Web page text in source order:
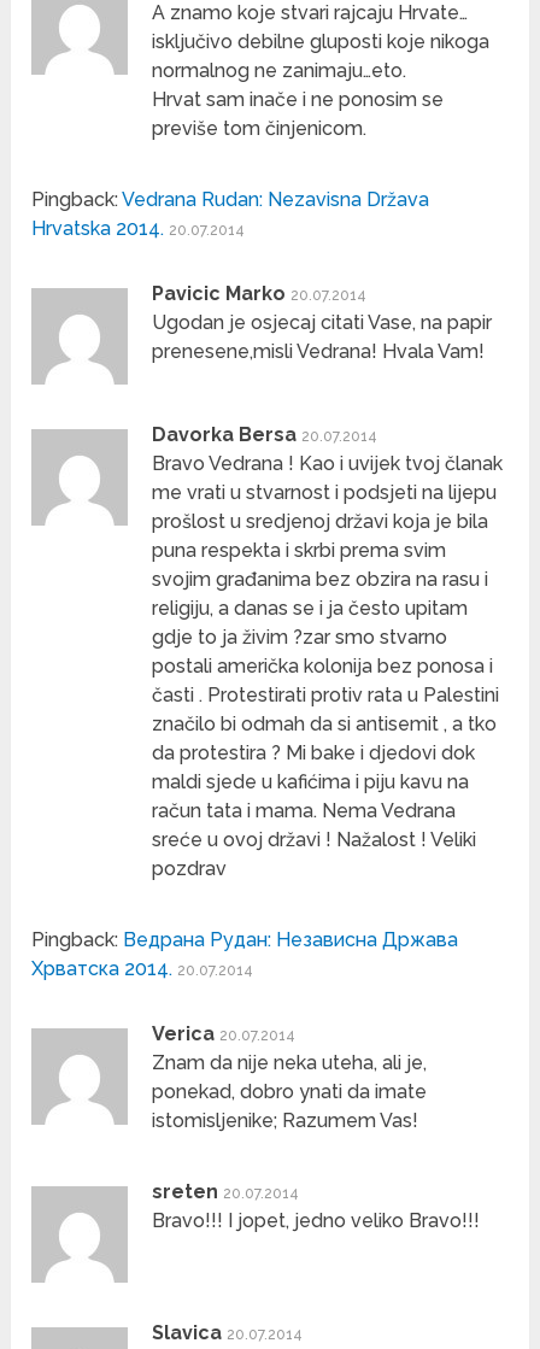
A znamo koje stvari rajcaju Hrvate…
isključivo debilne gluposti koje nikoga
normalnog ne zanimaju…eto.
Hrvat sam inače i ne ponosim se
previše tom činjenicom.
Pingback:Vedrana Rudan: Nezavisna Država
Hrvatska 2014. 20.07.2014
Pavicic Marko 20.07.2014
Ugodan je osjecaj citati Vase, na papir
prenesene,misli Vedrana! Hvala Vam!
Davorka Bersa 20.07.2014
Bravo Vedrana ! Kao i uvijek tvoj članak
me vrati u stvarnost i podsjeti na lijepu
prošlost u sredjenoj državi koja je bila
puna respekta i skrbi prema svim
svojim građanima bez obzira na rasu i
religiju, a danas se i ja često upitam
gdje to ja živim ?zar smo stvarno
postali američka kolonija bez ponosa i
časti . Protestirati protiv rata u Palestini
značilo bi odmah da si antisemit , a tko
da protestira ? Mi bake i djedovi dok
maldi sjede u kafićima i piju kavu na
račun tata i mama. Nema Vedrana
sreće u ovoj državi ! Nažalost ! Veliki
pozdrav
Pingback: Ведрана Рудан: Независна Држава
Хрватска 2014. 20.07.2014
Verica 20.07.2014
Znam da nije neka uteha, ali je,
ponekad, dobro ynati da imate
istomisljenike; Razumem Vas!
sreten 20.07.2014
Bravo!!! I jopet, jedno veliko Bravo!!!
Slavica 20.07.2014